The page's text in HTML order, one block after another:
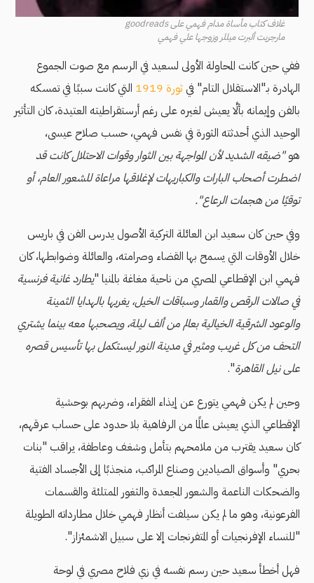
غلاف كتاب مأساة مدام فهمي على goodreads
مارجريت ألبرت ميللر وزوجها علي فهمي
ففي حين كانت المحاولة الأولى لسعيد في الرسم مع صوت الجموع
الهادرة بـ"الاستقلال التام" فيثورة 1919
التي كانت سببًا في تمسكه
بالفن وإيمانه بألَّا يعيش لغيره على رغم أرستقراطيته العتيدة، كان التأثير
الوحيد الذي أحدثته الثورة في نفس فهمي، حسب صلاح عيسى،
هو"ضيقه الشديد لأن المواجهة بين الثوار وقوات الاحتلال كانت قد
اضطرت أصحاب البارات والكباريهات لإغلاقها مراعاة للشعور العام، أو
توقيًا من هجمات الرعاع".
وفي حين كان سعيد ابن العائلة التركية الأصول يدرس الفن في باريس
خلال الأوقات التي يسمح بها القضاء وصرامته، والعائلة وضوابطها، كان
فهمي ابن الإقطاعي المصري من ناحية مغاغة بالمنيا "يطارد غانية فرنسية
في صالات الرقص والقمار وسباقات الخيل، يغريها بالهدايا الثمينة
والوعود الشرقية الخيالية بعالم من ألف ليلة، ويصحبها معه بينما يشتري
التحف من كل غريب ومثير في مدينة النور ليستكمل بها تأسيس قصره
على نيل القاهرة".
وحين لم يكن فهمي يتورع عن إيذاء الفقراء، وضربهم بوحشية
الإقطاعي الذي يعيش عالمًا من الرفاهية بلا حدود على حساب عرقهم،
كان سعيد يقترب من ملامحهم بتأمل وشغف وعاطفة، يراقب "بنات
بحري" وأسواق الصيادين وصناع المراكب، منجذبًا إلى الأجساد الفتية
والضحكات الناعمة والشعور المجعدة والثغور الممتلئة والقسمات
الفرعونية، وهو ما لم يكن سيلفت أنظار فهمي خلال مطارداته الطويلة
"للنساء الإفرنجيات أو المتفرنجات إلا على سبيل الاشمئزاز".
فهل أخطأ سعيد حين رسم نفسه في زي فلاح مصري في لوحة